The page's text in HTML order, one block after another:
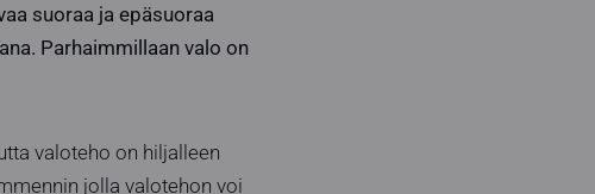
suoraa ja epäsuoraa
Parhaimmillaan valo on
valoteho on hiljalleen
jolla valotehon voi